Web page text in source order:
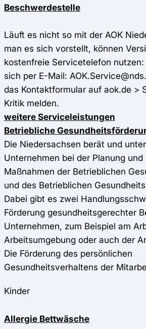
Beschwerdestelle
Läuft es nicht so mit der AOK
man es sich vorstellt, können
kostenfreie Servicetelefon
sich per E-Mail:
das Kontaktformular auf aok.de >
Kritik melden.
weitere Serviceleistungen
Betriebliche
Die Niedersachsen berät und
Unternehmen bei der Planung
Maßnahmen der Betrieblichen
und des Betrieblichen
Dabei gibt es zwei
Förderung gesundheitsgerechter
Unternehmen, zum Beispiel am
Arbeitsumgebung oder auch der
Die Förderung des persönlichen
Gesundheitsverhaltens der
Kinder
Allergie Bettwäsche